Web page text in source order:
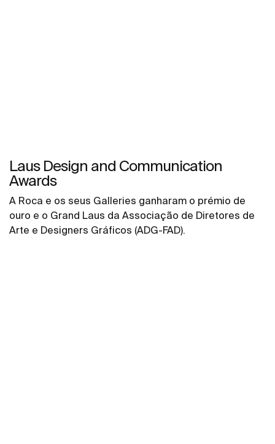
Laus Design and Communication
Awards
A Roca e os seus Galleries ganharam o prémio de
ouro e o Grand Laus da Associação de Diretores de
Arte e Designers Gráficos (ADG-FAD).